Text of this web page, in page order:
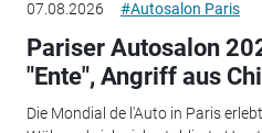
07.08.2026 #Autosalon Paris
Pariser Autosalon
"Ente", Angriff aus
Die Mondial de l'Auto in Paris